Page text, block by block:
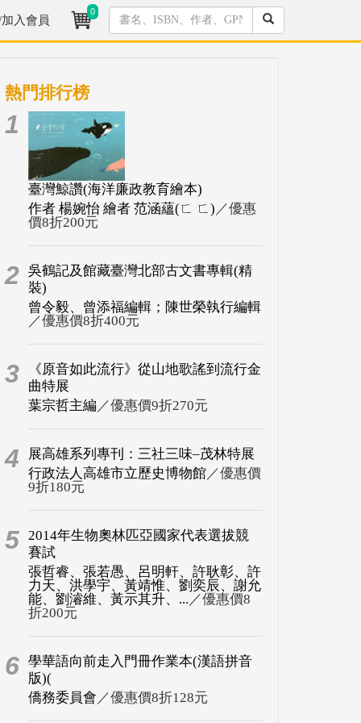
入會員
0
熱門排行榜
1
臺灣鯨讚(海洋廉政教育繪本)
作者 楊婉怡 繪者 范涵蘊(ㄈ ㄈ) ／優惠
價8折200元
2 吳鶴記及館藏臺灣北部古文書專輯(精
裝)
曾令毅、曾添福編輯；陳世榮執行編輯
／優惠價8折400元
3
《原音如此流行》從山地歌謠到流行金
曲特展
葉宗哲主編 ／優惠價9折270元
4
展高雄系列專刊：三社三味–茂林特展
行政法人高雄市立歷史博物館／優惠價
9折180元
5 2014年生物奧林匹亞國家代表選拔競
賽試
張哲睿、張若愚、呂明軒、許耿彰、許
力天、洪學宇、黃靖惟、劉奕辰、謝允
能、劉濬維、黃示其升、... ／優惠價8
折200元
6 學華語向前走入門冊作業本(漢語拼音
版)(
僑務委員會 ／優惠價8折128元